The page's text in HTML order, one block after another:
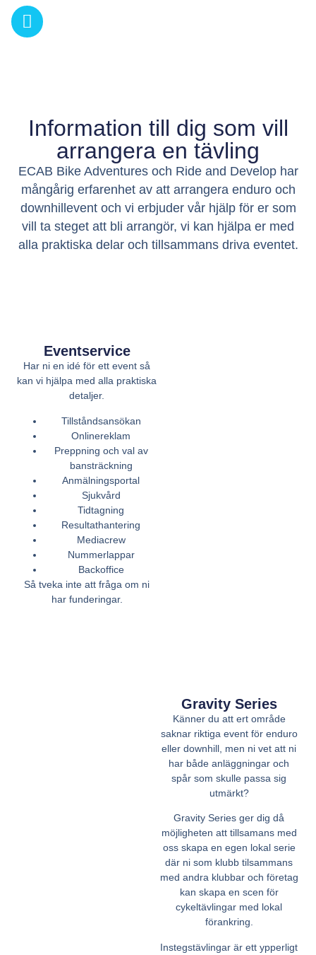
Information till dig som vill
arrangera en tävling
ECAB Bike Adventures och Ride and Develop har
mångårig erfarenhet av att arrangera enduro och
downhillevent och vi erbjuder vår hjälp för er som
vill ta steget att bli arrangör, vi kan hjälpa er med
alla praktiska delar och tillsammans driva eventet.
Eventservice
Har ni en idé för ett event så
kan vi hjälpa med alla praktiska
detaljer.
Tillståndsansökan
Onlinereklam
Preppning och val av
bansträckning
Anmälningsportal
Sjukvård
Tidtagning
Resultathantering
Mediacrew
Nummerlappar
Backoffice
Så tveka inte att fråga om ni
har funderingar.
Gravity Series
Känner du att ert område
saknar riktiga event för enduro
eller downhill, men ni vet att ni
har både anläggningar och
spår som skulle passa sig
utmärkt?
Gravity Series ger dig då
möjligheten att tillsamans med
oss skapa en egen lokal serie
där ni som klubb tilsammans
med andra klubbar och företag
kan skapa en scen för
cykeltävlingar med lokal
förankring.
Instegstävlingar är ett ypperligt